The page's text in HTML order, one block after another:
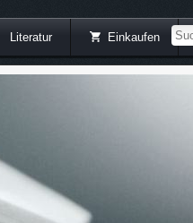
Literatur Einkaufen